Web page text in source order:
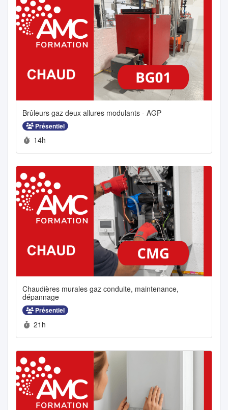
Brûleurs gaz deux allures modulants - AGP
Présentiel
Durée :
14h
Chaudières murales gaz conduite, maintenance,
dépannage
Présentiel
Durée :
21h